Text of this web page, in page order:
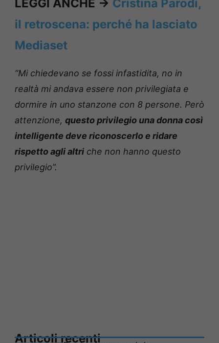
LEGGI ANCHE -> Cristina Parodi,
il retroscena: perché ha lasciato
Mediaset
“Mi chiedevano se fossi infastidita, no in
realtà mi andava essere non privilegiata e
dormire in uno stanzone con 8 persone. Però
attenzione, questo privilegio una donna così
intelligente deve riconoscerlo e ridare
rispetto agli altri che non hanno questo
privilegio”.
Articoli recenti